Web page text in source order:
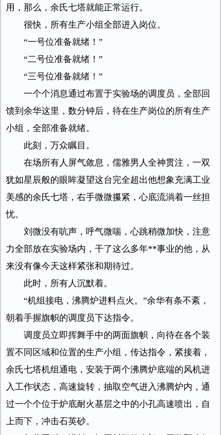
用，那么，余氏七塔就能正常运行。
很快，所有生产小组全部进入岗位。
“一号位准备就绪！”
“二号位准备就绪！”
“三号位准备就绪！”
一个个消息通过布置于实验场的调度员，全部回
馈到余华这里，数分钟后，待在生产岗位的所有生产
小组，全部准备就绪。
此刻，万众瞩目。
在场所有人屏气敛息，儒雅男人全神贯注，一双
犹如星辰般的眼眸凝望这台完全超出他想象充满工业
美感的余氏七塔，右手微微攥紧，心底流淌着一丝担
忧。
刘微没有吭声，呼气微喘，心跳稍微加快，注意
力全部放在实验场内，干了这么多年**事业的他，从
来没有像今天这样紧张和期待过。
此时，所有人沉默着。
“机组接电，沸腾炉进料点火。”余华有条不紊，
朝着手握旗帜的调度员下达指令。
调度员立即挥舞手中的两面旗帜，向待在各个装
置不同区域和位置的生产小组，传达指令，紧接着，
余氏七塔机组通电，安装于两个沸腾炉底端的风机进
入工作状态，高速旋转，抽取空气进入沸腾炉内，通
过一个个位于炉底耐火基层之中的小孔高速喷出，自
上而下，冲击石英砂。